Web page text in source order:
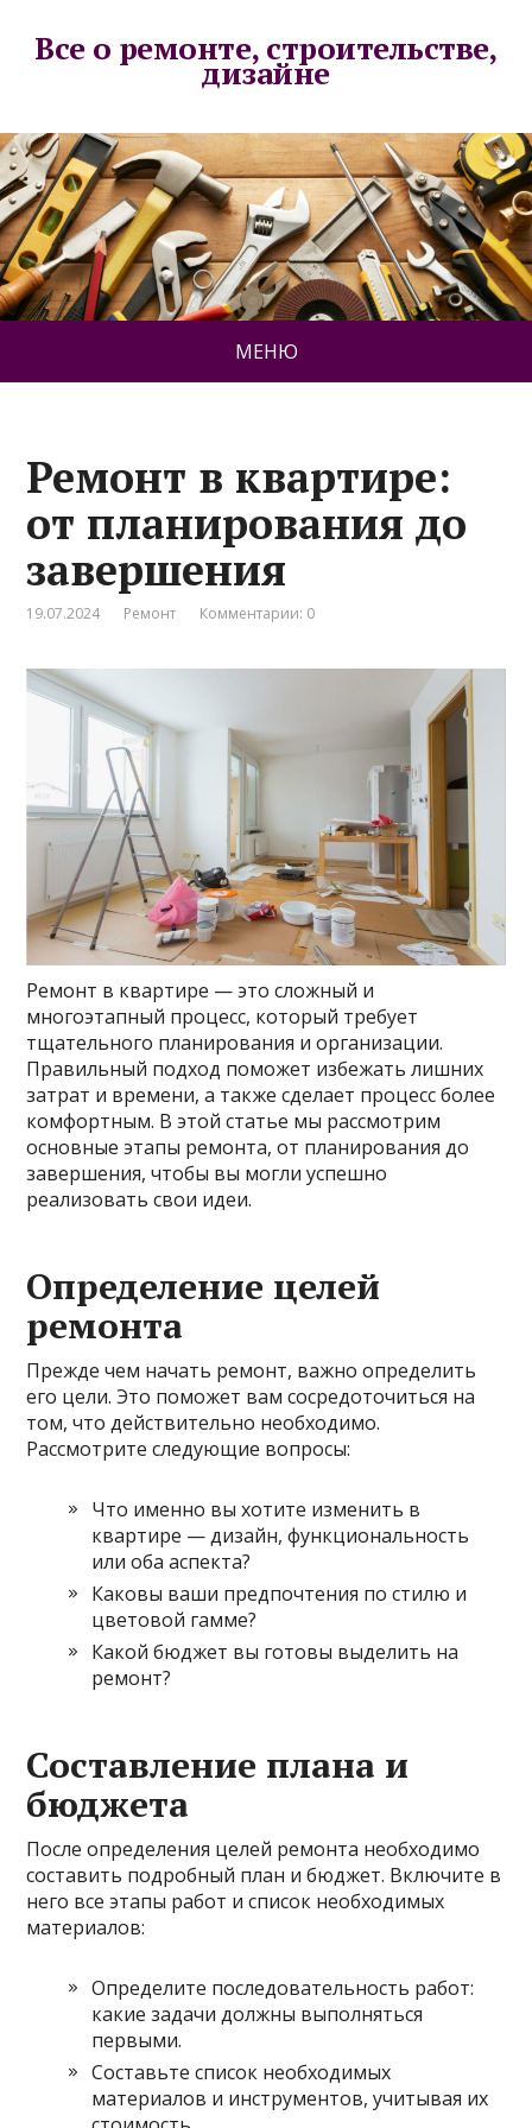
Все о ремонте, строительстве,
дизайне
МЕНЮ
Ремонт в квартире:
от планирования до
завершения
19.07.2024 Ремонт Комментарии: 0
Ремонт в квартире — это сложный и
многоэтапный процесс, который требует
тщательного планирования и организации.
Правильный подход поможет избежать лишних
затрат и времени, а также сделает процесс более
комфортным. В этой статье мы рассмотрим
основные этапы ремонта, от планирования до
завершения, чтобы вы могли успешно
реализовать свои идеи.
Определение целей
ремонта
Прежде чем начать ремонт, важно определить
его цели. Это поможет вам сосредоточиться на
том, что действительно необходимо.
Рассмотрите следующие вопросы:
Что именно вы хотите изменить в
квартире — дизайн, функциональность
или оба аспекта?
Каковы ваши предпочтения по стилю и
цветовой гамме?
Какой бюджет вы готовы выделить на
ремонт?
Составление плана и
бюджета
После определения целей ремонта необходимо
составить подробный план и бюджет. Включите в
него все этапы работ и список необходимых
материалов:
Определите последовательность работ:
какие задачи должны выполняться
первыми.
Составьте список необходимых
материалов и инструментов, учитывая их